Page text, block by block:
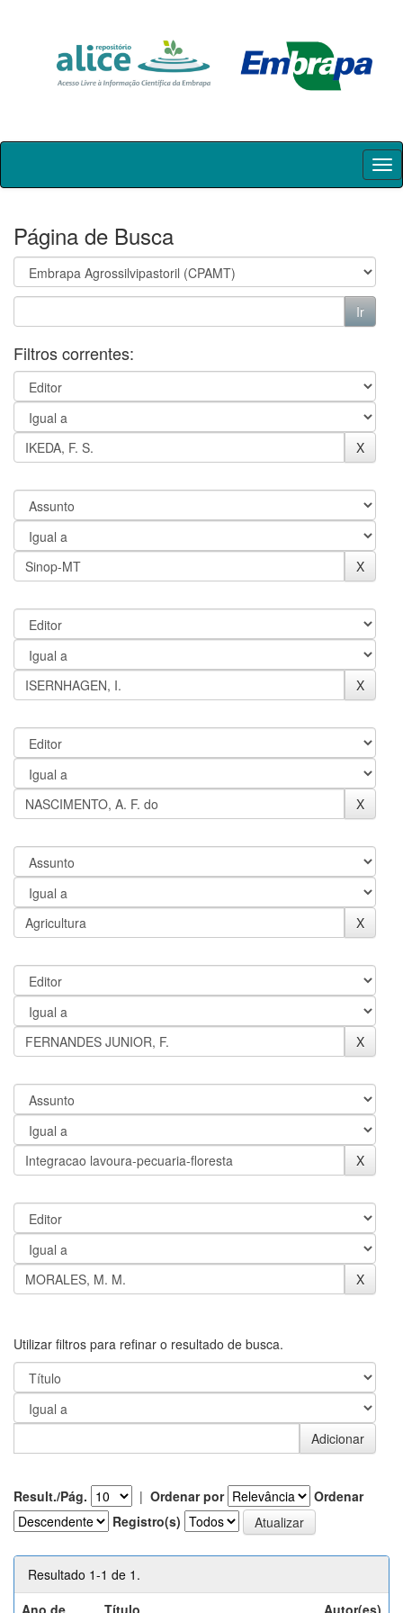
Skip
Página de Busca
Filtros correntes:
Utilizar filtros para refinar o resultado de busca.
Result./Pág. | Ordenar por
Ordenar
Registro(s)
Resultado 1-1 de 1.
Ano de
Título Autor(es)